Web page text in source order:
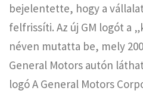
bejelentette, hogy a
felfrissíti. Az új GM logót a
néven mutatta be, mely
General Motors autón
logó A General Motors